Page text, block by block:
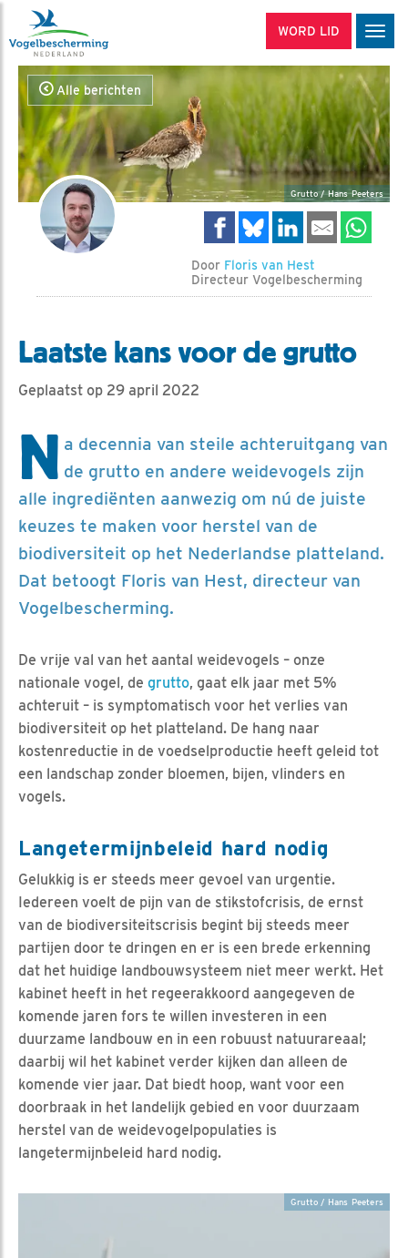
WORD LID
Alle berichten
Grutto / Hans Peeters
Door Floris van Hest
Directeur Vogelbescherming
Laatste kans voor de grutto
Geplaatst op 29 april 2022
N a decennia van steile achteruitgang van
de grutto en andere weidevogels zijn
alle ingrediënten aanwezig om nú de juiste
keuzes te maken voor herstel van de
biodiversiteit op het Nederlandse platteland.
Dat betoogt Floris van Hest, directeur van
Vogelbescherming.
De vrije val van het aantal weidevogels – onze
nationale vogel, de grutto, gaat elk jaar met 5%
achteruit – is symptomatisch voor het verlies van
biodiversiteit op het platteland. De hang naar
kostenreductie in de voedselproductie heeft geleid tot
een landschap zonder bloemen, bijen, vlinders en
vogels.
Langetermijnbeleid hard nodig
Gelukkig is er steeds meer gevoel van urgentie.
Iedereen voelt de pijn van de stikstofcrisis, de ernst
van de biodiversiteitscrisis begint bij steeds meer
partijen door te dringen en er is een brede erkenning
dat het huidige landbouwsysteem niet meer werkt. Het
kabinet heeft in het regeerakkoord aangegeven de
komende jaren fors te willen investeren in een
duurzame landbouw en in een robuust natuurareaal;
daarbij wil het kabinet verder kijken dan alleen de
komende vier jaar. Dat biedt hoop, want voor een
doorbraak in het landelijk gebied en voor duurzaam
herstel van de weidevogelpopulaties is
langetermijnbeleid hard nodig.
Grutto / Hans Peeters